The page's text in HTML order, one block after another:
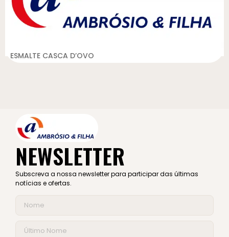
ESMALTE CASCA D’OVO
NEWSLETTER
Subscreva a nossa newsletter para participar das últimas
notícias e ofertas.